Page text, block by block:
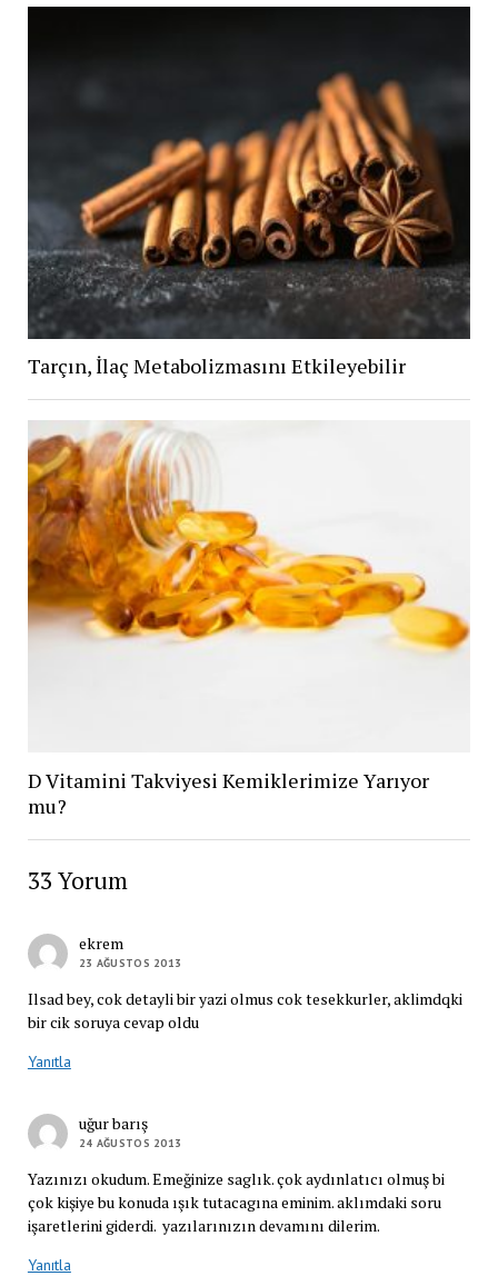
Tarçın, İlaç Metabolizmasını Etkileyebilir
D Vitamini Takviyesi Kemiklerimize Yarıyor
mu?
33 Yorum
ekrem
23 AĞUSTOS 2013
Ilsad bey, cok detayli bir yazi olmus cok tesekkurler, aklimdqki
bir cik soruya cevap oldu
Yanıtla
uğur barış
24 AĞUSTOS 2013
Yazınızı okudum. Emeğinize saglık. çok aydınlatıcı olmuş bi
çok kişiye bu konuda ışık tutacagına eminim. aklımdaki soru
işaretlerini giderdi. yazılarınızın devamını dilerim.
Yanıtla